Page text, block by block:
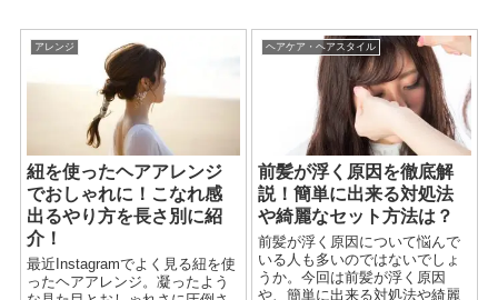
アレンジ
紐を使ったヘアアレンジ
でおしゃれに！こなれ感
出るやり方を長さ別に紹
介！
最近Instagramでよく見る紐を使
ったヘアアレンジ。凝ったよう
ヘアケア・ヘアスタイル
前髪が浮く原因を徹底解
説！簡単に出来る対処法
や綺麗なセット方法は？
前髪が浮く原因について悩んで
いる人も多いのではないでしょ
うか。今回は前髪が浮く原因
や、簡単に出来る対処法や綺麗